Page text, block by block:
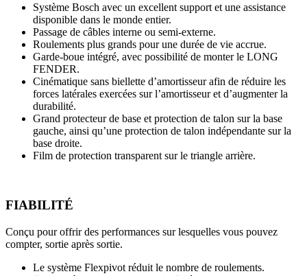
Système Bosch avec un excellent support et une assistance
disponible dans le monde entier.
Passage de câbles interne ou semi-externe.
Roulements plus grands pour une durée de vie accrue.
Garde-boue intégré, avec possibilité de monter le LONG
FENDER.
Cinématique sans biellette d’amortisseur afin de réduire les
forces latérales exercées sur l’amortisseur et d’augmenter la
durabilité.
Grand protecteur de base et protection de talon sur la base
gauche, ainsi qu’une protection de talon indépendante sur la
base droite.
Film de protection transparent sur le triangle arrière.
FIABILITÉ
Conçu pour offrir des performances sur lesquelles vous pouvez
compter, sortie après sortie.
Le système Flexpivot réduit le nombre de roulements.